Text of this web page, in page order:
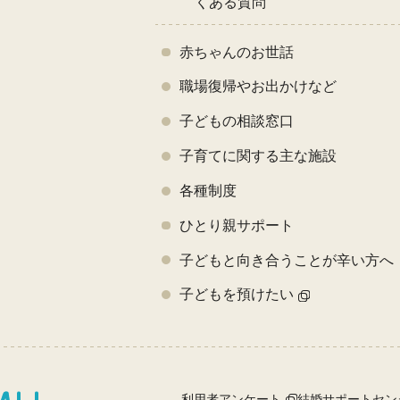
赤ちゃんのお世話
職場復帰やお出かけなど
子どもの相談窓口
子育てに関する主な施設
各種制度
ひとり親サポート
子どもと向き合うことが辛い方へ
子どもを預けたい